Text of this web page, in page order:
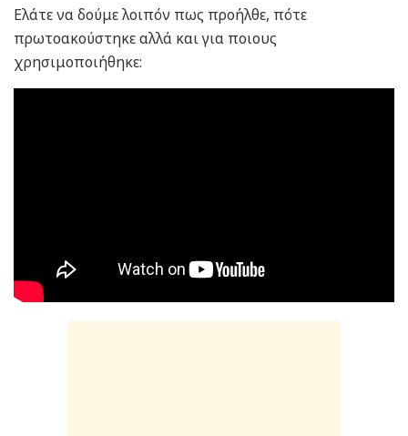
Ελάτε να δούμε λοιπόν πως προήλθε, πότε
πρωτοακούστηκε αλλά και για ποιους
χρησιμοποιήθηκε: